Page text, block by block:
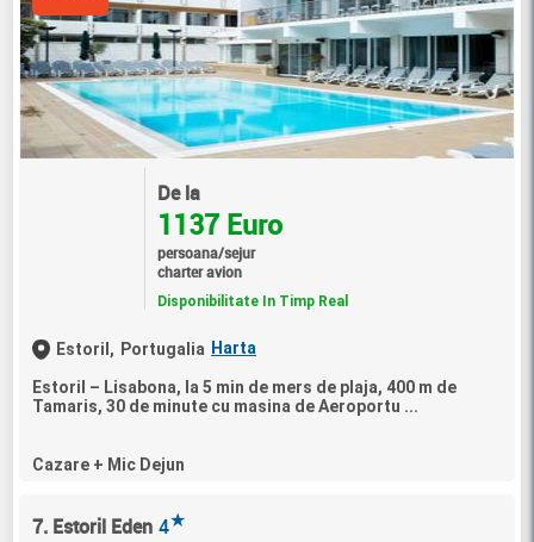
De la
1137 Euro
persoana/sejur
charter avion
Disponibilitate In Timp Real
Estoril, Portugalia Harta
Estoril – Lisabona, la 5 min de mers de plaja, 400 m de
Tamaris, 30 de minute cu masina de Aeroportu ...
Cazare + Mic Dejun
7. Estoril Eden 4★